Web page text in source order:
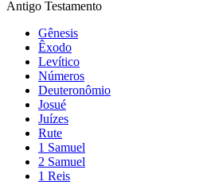
Antigo Testamento
Gênesis
Êxodo
Levítico
Números
Deuteronômio
Josué
Juízes
Rute
1 Samuel
2 Samuel
1 Reis